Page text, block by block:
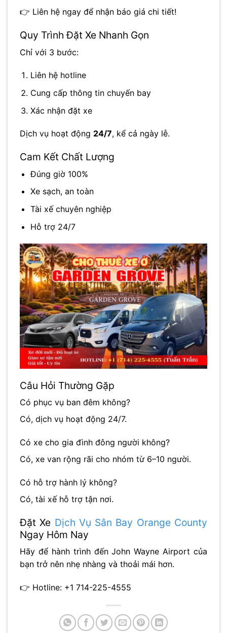
👉 Liên hệ ngay để nhận báo giá chi tiết!
Quy Trình Đặt Xe Nhanh Gọn
Chỉ với 3 bước:
Liên hệ hotline
Cung cấp thông tin chuyến bay
Xác nhận đặt xe
Dịch vụ hoạt động 24/7, kể cả ngày lễ.
Cam Kết Chất Lượng
Đúng giờ 100%
Xe sạch, an toàn
Tài xế chuyên nghiệp
Hỗ trợ 24/7
Câu Hỏi Thường Gặp
Có phục vụ ban đêm không?
Có, dịch vụ hoạt động 24/7.
Có xe cho gia đình đông người không?
Có, xe van rộng rãi cho nhóm từ 6–10 người.
Có hỗ trợ hành lý không?
Có, tài xế hỗ trợ tận nơi.
Đặt Xe Dịch Vụ Sân Bay Orange County
Ngay Hôm Nay
Hãy để hành trình đếnJohn Wayne Airport của
bạn trở nên nhẹ nhàng và thoải mái hơn.
👉 Hotline: +1 714-225-4555